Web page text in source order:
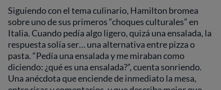
Siguiendo con el tema culinario, Hamilton bromea
sobre uno de sus primeros “choques culturales” en
Italia. Cuando pedía algo ligero, quizá una ensalada, la
respuesta solía ser… una alternativa entre pizza o
pasta. “Pedía una ensalada y me miraban como
diciendo: ¿qué es una ensalada?”, cuenta sonriendo.
Una anécdota que enciende de inmediato la mesa,